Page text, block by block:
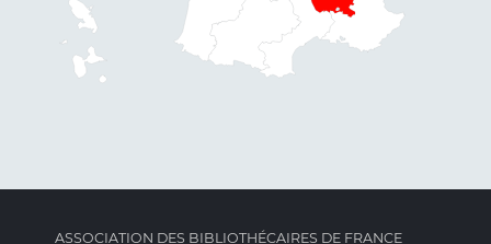
ASSOCIATION DES BIBLIOTHÉCAIRES DE FRANCE